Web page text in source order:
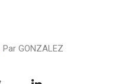
Par GONZALEZ